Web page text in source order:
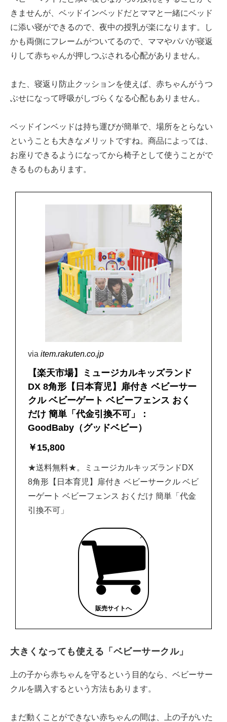
きませんが、ベッドインベッドだとママと一緒にベッド
に添い寝ができるので、夜中の授乳が楽になります。し
かも両側にフレームがついてるので、ママやパパが寝返
りして赤ちゃんが押しつぶされる心配がありません。
また、寝返り防止クッションを使えば、赤ちゃんがうつ
ぶせになって呼吸がしづらくなる心配もありません。
ベッドインベッドは持ち運びが簡単で、場所をとらない
ということも大きなメリットですね。商品によっては、
お座りできるようになってから椅子として使うことがで
きるものもあります。
via item.rakuten.co.jp
【楽天市場】ミュージカルキッズランド
DX 8角形【日本育児】扉付き ベビーサー
クル ベビーゲート ベビーフェンス おく
だけ 簡単「代金引換不可」：
GoodBaby（グッドベビー）
￥ 15,800
★送料無料★。ミュージカルキッズランドDX
8角形【日本育児】扉付き ベビーサークル ベビ
ーゲート ベビーフェンス おくだけ 簡単「代金
引換不可」
販売サイトへ
大きくなっても使える「ベビーサークル」
上の子から赤ちゃんを守るという目的なら、ベビーサー
クルを購入するという方法もあります。
まだ動くことができない赤ちゃんの間は、上の子がいた